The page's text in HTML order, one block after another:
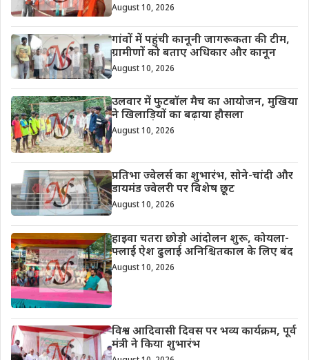
August 10, 2026
गांवों में पहुंची कानूनी जागरूकता की टीम,
ग्रामीणों को बताए अधिकार और कानून
August 10, 2026
उलवार में फुटबॉल मैच का आयोजन, मुखिया
ने खिलाड़ियों का बढ़ाया हौसला
August 10, 2026
प्रतिभा ज्वेलर्स का शुभारंभ, सोने-चांदी और
डायमंड ज्वेलरी पर विशेष छूट
August 10, 2026
हाइवा चतरा छोड़ो आंदोलन शुरू, कोयला-
फ्लाई ऐश ढुलाई अनिश्चितकाल के लिए बंद
August 10, 2026
विश्व आदिवासी दिवस पर भव्य कार्यक्रम, पूर्व
मंत्री ने किया शुभारंभ